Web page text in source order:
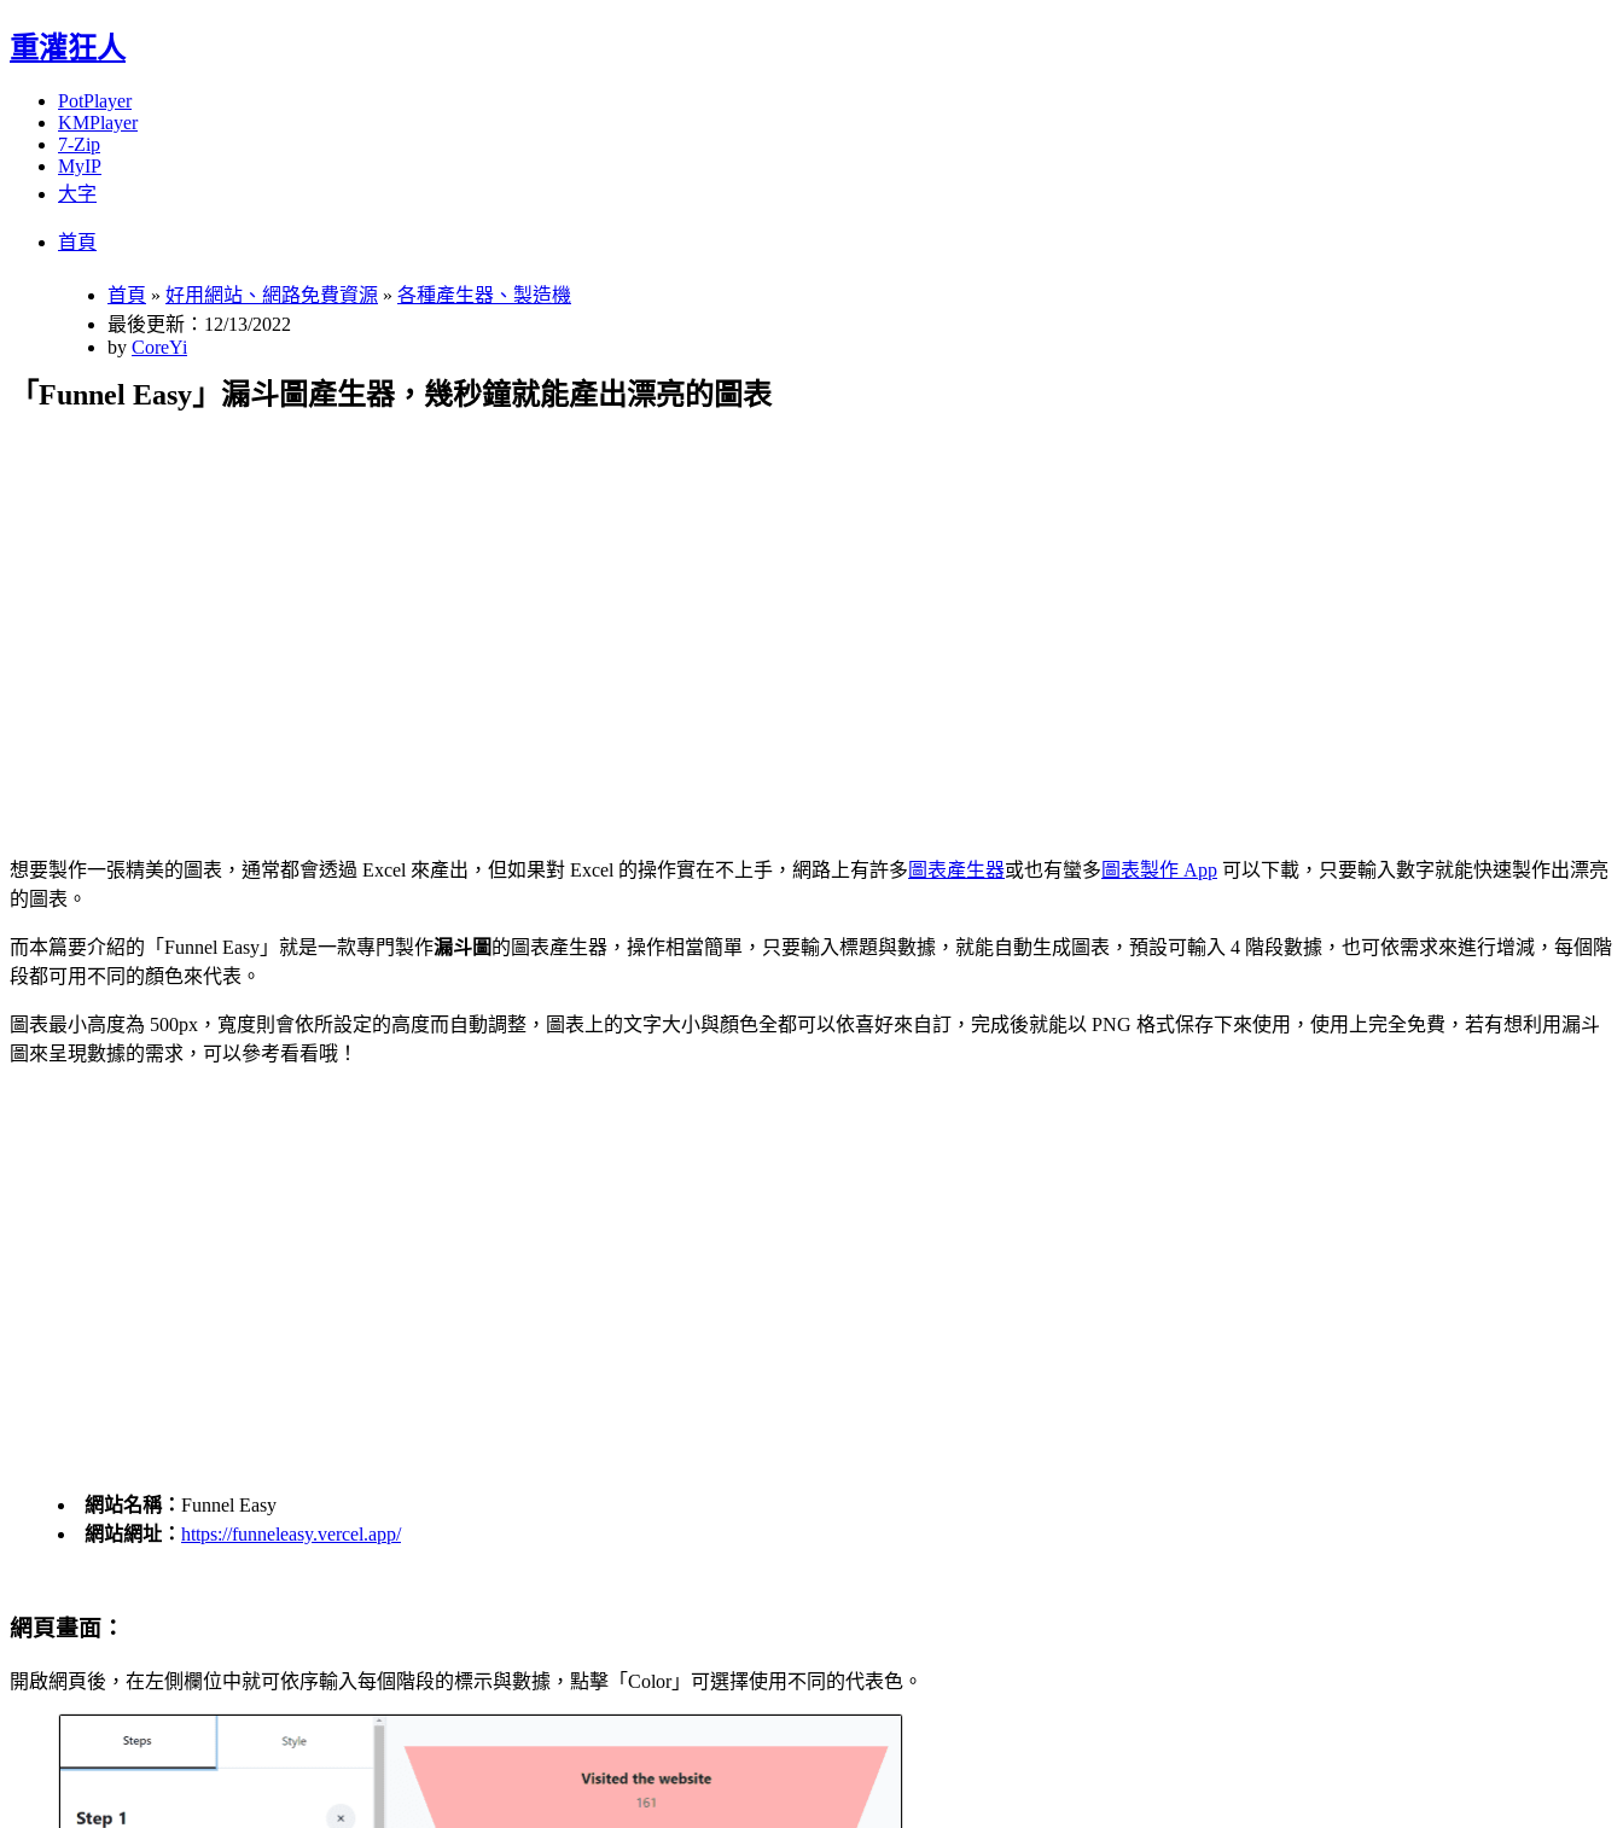
重灌狂人
PotPlayer
KMPlayer
7-Zip
MyIP
大字
首頁
首頁 » 好用網站、網路免費資源 » 各種產生器、製造機
最後更新：12/13/2022
by CoreYi
「Funnel Easy」漏斗圖產生器，幾秒鐘就能產出漂亮的圖表
想要製作一張精美的圖表，通常都會透過 Excel 來產出，但如果對 Excel 的操作實在不上手，網路上有許多 圖表產生器或也有蠻多 圖表製作 App 可以下載，只要輸入數字就能快速製作出漂亮
的圖表。
而本篇要介紹的「Funnel Easy」就是一款專門製作漏斗圖的圖表產生器，操作相當簡單，只要輸入標題與數據，就能自動生成圖表，預設可輸入 4 階段數據，也可依需求來進行增減，每個階
段都可用不同的顏色來代表。
圖表最小高度為 500px，寬度則會依所設定的高度而自動調整，圖表上的文字大小與顏色全都可以依喜好來自訂，完成後就能以 PNG 格式保存下來使用，使用上完全免費，若有想利用漏斗
圖來呈現數據的需求，可以參考看看哦！
網站名稱： Funnel Easy
網站網址： https://funneleasy.vercel.app/
網頁畫面：
開啟網頁後，在左側欄位中就可依序輸入每個階段的標示與數據，點擊「Color」可選擇使用不同的代表色。